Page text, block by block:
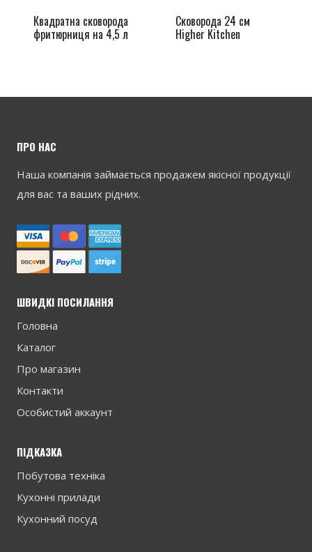
Квадратна сковорода
фритюрниця на 4,5 л
Сковорода 24 см
Higher Kitchen
ПРО НАС
Наша компанія займається продажем якісної продукції
для вас та ваших рідних.
ШВИДКІ ПОСИЛАННЯ
Головна
Каталог
Про магазин
Контакти
Особистий аккаунт
ПІДКАЗКА
Побутова техніка
Кухонні прилади
Кухонний посуд